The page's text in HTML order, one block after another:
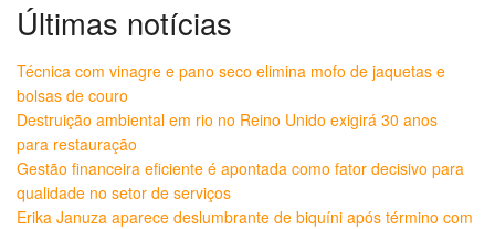
Últimas notícias
Técnica com vinagre e pano seco elimina mofo de jaquetas e
bolsas de couro
Destruição ambiental em rio no Reino Unido exigirá 30 anos
para restauração
Gestão financeira eficiente é apontada como fator decisivo para
qualidade no setor de serviços
Erika Januza aparece deslumbrante de biquíni após término com